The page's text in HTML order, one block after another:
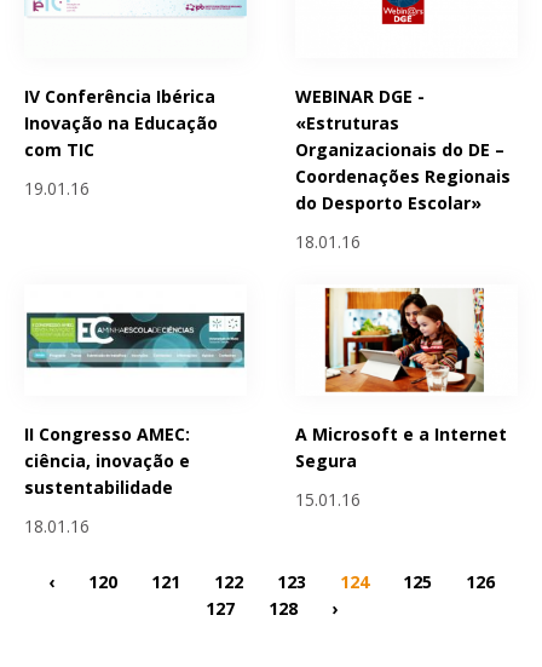
IV Conferência Ibérica
Inovação na Educação
com TIC
19.01.16
WEBINAR DGE -
«Estruturas
Organizacionais do DE –
Coordenações Regionais
do Desporto Escolar»
18.01.16
II Congresso AMEC:
ciência, inovação e
sustentabilidade
18.01.16
A Microsoft e a Internet
Segura
15.01.16
‹ 120 121 122 123 124 125
126
127
128 ›